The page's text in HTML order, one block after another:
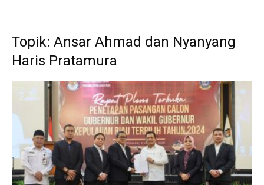
Topik: Ansar Ahmad dan Nyanyang
Haris Pratamura